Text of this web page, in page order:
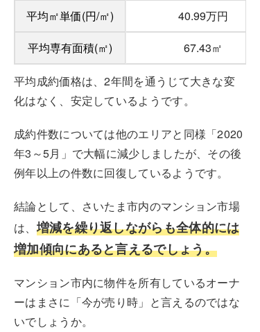
平均㎡単価(円/㎡)
40.99万円
平均専有面積(㎡)
67.43㎡
平均成約価格は、2年間を通うじて大きな変
化はなく、安定しているようです。
成約件数については他のエリアと同様「2020
年3～5月」で大幅に減少しましたが、その後
例年以上の件数に回復しているようです。
結論として、さいたま市内のマンション市場
は、 増減を繰り返しながらも全体的には
増加傾向にあると言えるでしょう。
マンション市内に物件を所有しているオーナ
ーはまさに「今が売り時」と言えるのではな
いでしょうか。